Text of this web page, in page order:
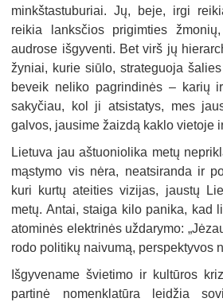
minkštastuburiai. Jų, beje, irgi
reikia lanksčios prigimties
audrose išgyventi. Bet virš jų
žyniai, kurie siūlo, strateguoja
beveik neliko pagrindinės – karių
sakyčiau, kol ji atsistatys, mes
galvos, jausime žaizdą kaklo vietoje
Lietuva jau aštuoniolika metų
mąstymo vis nėra, neatsiranda ir
kuri kurtų ateities vizijas, jaustų
metų. Antai, staiga kilo panika, kad
atominės elektrinės uždarymo:
rodo politikų naivumą, perspektyvos
Išgyvename švietimo ir kultūros
partinė nomenklatūra leidžia